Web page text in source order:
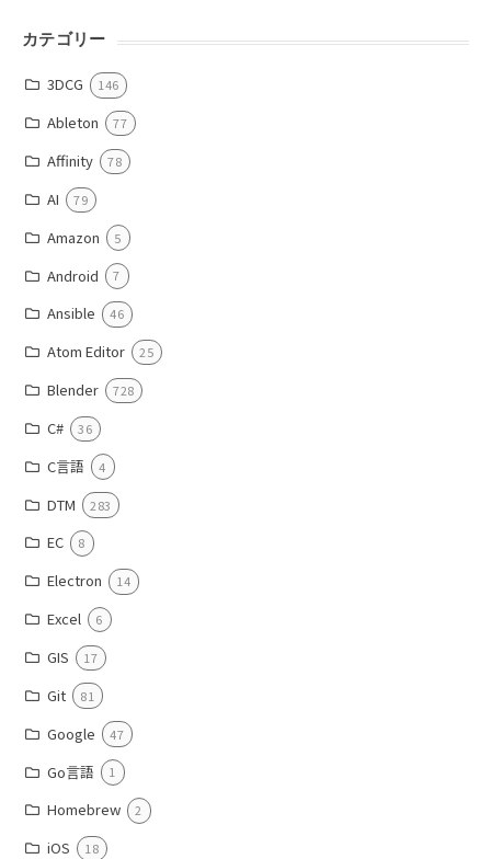
カテゴリー
3DCG 146
Ableton 77
Affinity 78
AI 79
Amazon 5
Android 7
Ansible 46
Atom Editor 25
Blender 728
C# 36
C言語 4
DTM 283
EC 8
Electron 14
Excel 6
GIS 17
Git 81
Google 47
Go言語 1
Homebrew 2
iOS 18